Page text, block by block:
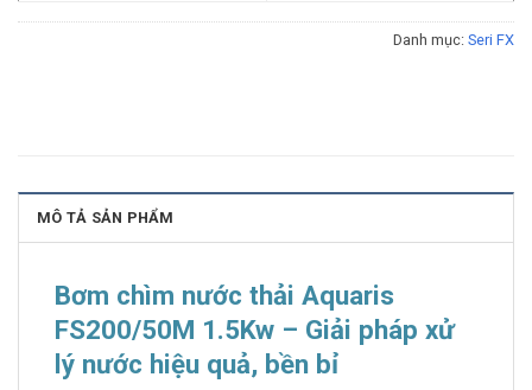
Danh mục: Seri FX
MÔ TẢ SẢN PHẨM
Bơm chìm nước thải Aquaris
FS200/50M 1.5Kw – Giải pháp xử
lý nước hiệu quả, bền bỉ